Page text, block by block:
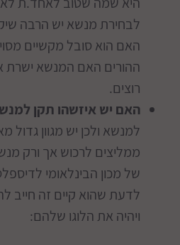
לבחירת מנשא יש הרבה
האם הוא סובל מקשיים
ההורים האם המנשא ישרת
רוצים.
האם יש איזשהו תקן
למנשא ולכן יש מגוון גדול
ממליצים לרכוש אך ורק
של מכון הבינלאומי
לדעת שהוא קיים זה חייב
ויהיה את הלוגו שלהם: